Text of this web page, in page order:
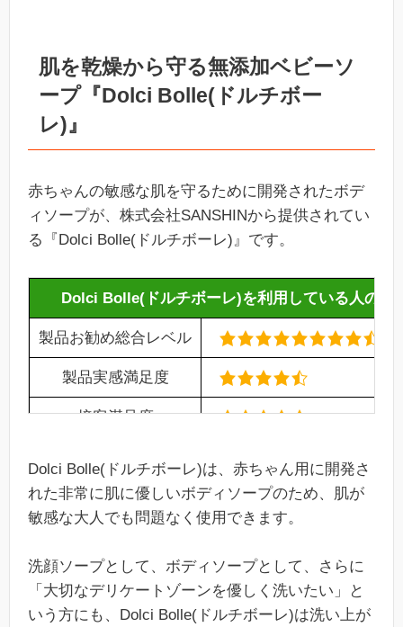
肌を乾燥から守る無添加ベビーソ
ープ『Dolci Bolle(ドルチボー
レ)』
赤ちゃんの敏感な肌を守るために開発されたボデ
ィソープが、株式会社SANSHINから提供されてい
る『Dolci Bolle(ドルチボーレ)』です。
Dolci Bolle(ドルチボーレ)を利用している人の満
製品お勧め総合レベル
製品実感満足度
接客満足度
Dolci Bolle(ドルチボーレ)は、赤ちゃん用に開発さ
れた非常に肌に優しいボディソープのため、肌が
敏感な大人でも問題なく使用できます。
洗顔ソープとして、ボディソープとして、さらに
「大切なデリケートゾーンを優しく洗いたい」と
いう方にも、Dolci Bolle(ドルチボーレ)は洗い上が